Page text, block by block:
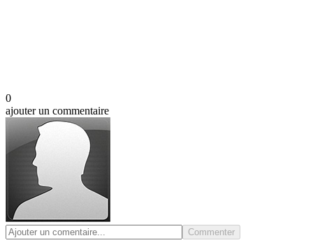
0
ajouter un commentaire
Commenter